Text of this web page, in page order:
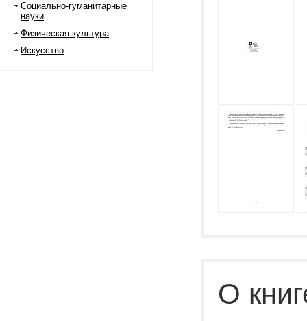
Социально-гуманитарные
науки
Физическая культура
Искусство
О